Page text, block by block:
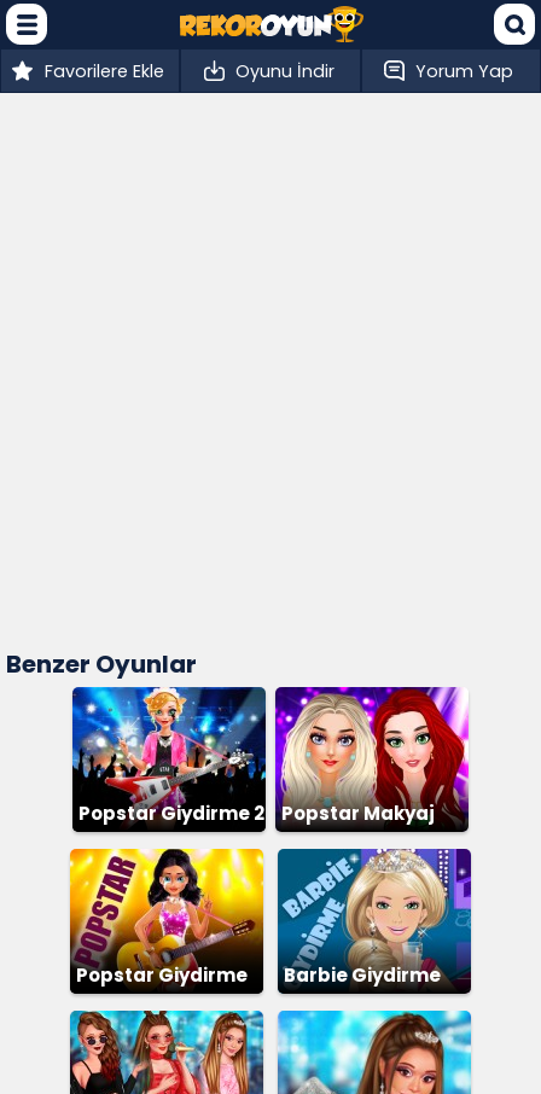
Favorilere Ekle Oyunu İndir Yorum Yap
Benzer Oyunlar
Popstar Giydirme 2 Popstar Makyaj
Popstar Giydirme Barbie Giydirme